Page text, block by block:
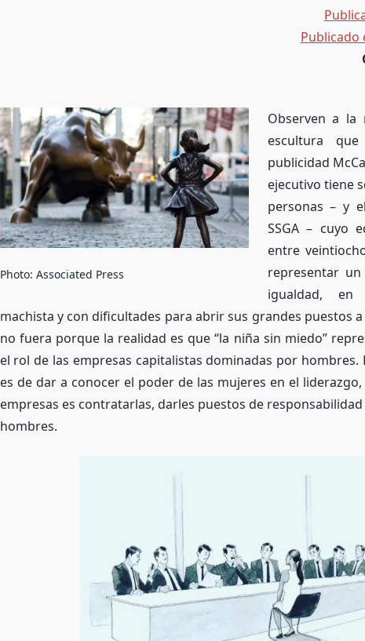
Publicado
Photo: Associated Press
Observen a la
escultura
publicidad
ejecutivo tiene
personas – y
SSGA – cuyo
entre
representar
igualdad,
machista y con dificultades para abrir sus grandes puestos
no fuera porque la realidad es que “la niña sin miedo”
el rol de las empresas capitalistas dominadas por
es de dar a conocer el poder de las mujeres en el
empresas es contratarlas, darles puestos de
hombres.